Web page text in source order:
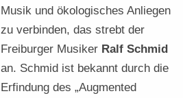
Musik und ökologisches Anliegen
zu verbinden, das strebt der
Freiburger Musiker Ralf Schmid
an. Schmid ist bekannt durch die
Erfindung des „Augmented